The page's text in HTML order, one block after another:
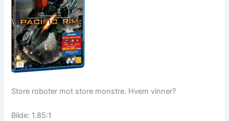
Store roboter mot store monstre. Hvem vinner?
Bilde: 1.85:1